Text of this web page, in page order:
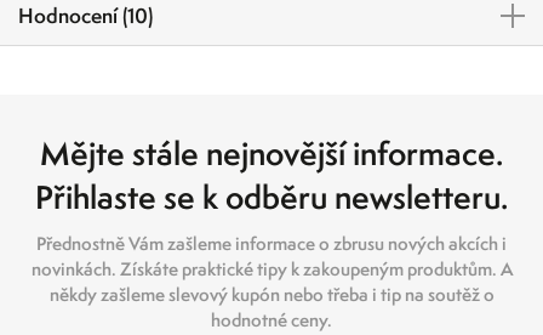
Hodnocení (10)
Mějte stále nejnovější informace.
Přihlaste se k odběru newsletteru.
Přednostně Vám zašleme informace o zbrusu nových akcích i
novinkách. Získáte praktické tipy k zakoupeným produktům. A
někdy zašleme slevový kupón nebo třeba i tip na soutěž o
hodnotné ceny.